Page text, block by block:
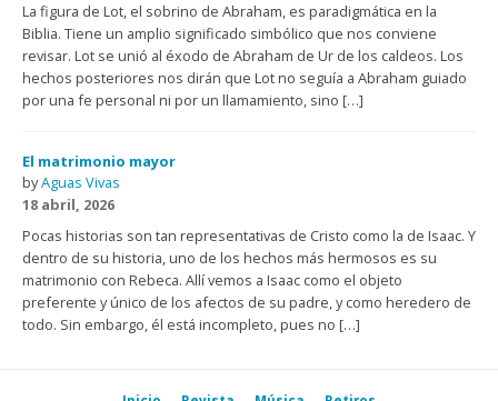
La figura de Lot, el sobrino de Abraham, es paradigmática en la
Biblia. Tiene un amplio significado simbólico que nos conviene
revisar. Lot se unió al éxodo de Abraham de Ur de los caldeos. Los
hechos posteriores nos dirán que Lot no seguía a Abraham guiado
por una fe personal ni por un llamamiento, sino […]
El matrimonio mayor
byAguas Vivas
18 abril, 2026
Pocas historias son tan representativas de Cristo como la de Isaac. Y
dentro de su historia, uno de los hechos más hermosos es su
matrimonio con Rebeca. Allí vemos a Isaac como el objeto
preferente y único de los afectos de su padre, y como heredero de
todo. Sin embargo, él está incompleto, pues no […]